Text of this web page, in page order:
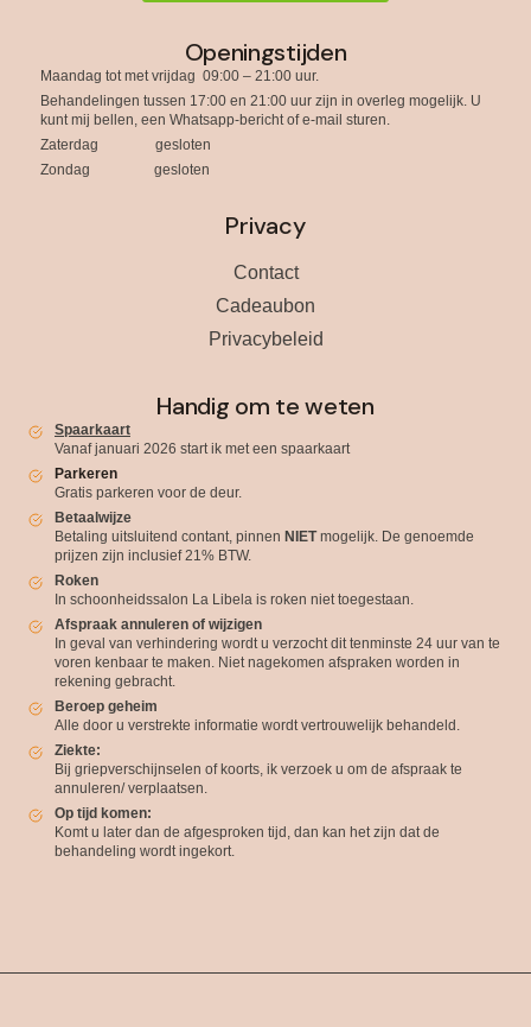
Openingstijden
Maandag tot met vrijdag 09:00 – 21:00 uur.
Behandelingen tussen 17:00 en 21:00 uur zijn in overleg mogelijk. U
kunt mij bellen, een Whatsapp-bericht of e-mail sturen.
Zaterdag gesloten
Zondag gesloten
Privacy
Contact
Cadeaubon
Privacybeleid
Handig om te weten
Spaarkaart
Vanaf januari 2026 start ik met een spaarkaart
Parkeren
Gratis parkeren voor de deur.
Betaalwijze
Betaling uitsluitend contant, pinnen NIETmogelijk. De genoemde
prijzen zijn inclusief 21% BTW.
Roken
In schoonheidssalon La Libela is roken niet toegestaan.
Afspraak annuleren of wijzigen
In geval van verhindering wordt u verzocht dit tenminste 24 uur van te
voren kenbaar te maken. Niet nagekomen afspraken worden in
rekening gebracht.
Beroep geheim
Alle door u verstrekte informatie wordt vertrouwelijk behandeld.
Ziekte:
Bij griepverschijnselen of koorts, ik verzoek u om de afspraak te
annuleren/ verplaatsen.
Op tijd komen:
Komt u later dan de afgesproken tijd, dan kan het zijn dat de
behandeling wordt ingekort.